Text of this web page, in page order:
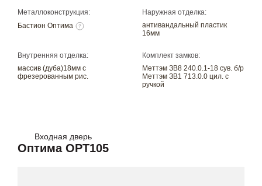
Металлоконструкция:
Бастион Оптима
Наружная отделка:
антивандальный пластик
16мм
Внутренняя отделка:
массив (дуба)18мм с
фрезерованным рис.
Комплект замков:
Меттэм ЗВ8 240.0.1-18 сув. б/р
Меттэм ЗВ1 713.0.0 цил. с
ручкой
Входная дверь
Оптима OPT105